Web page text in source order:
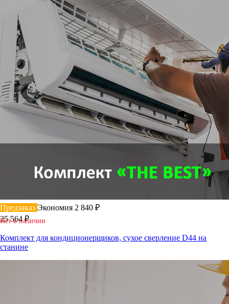
Предзаказ Экономия 2 840 ₽
25 564 ₽
Нет в наличии
Комплект для кондиционерщиков, сухое сверление D44 на
станине